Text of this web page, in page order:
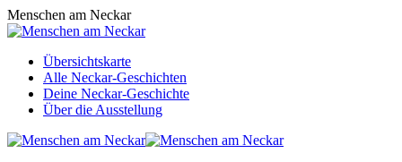
Zum
Inhalt
Menschen am Neckar
Übersichtskarte
Alle Neckar-Geschichten
Deine Neckar-Geschichte
Über die Ausstellung